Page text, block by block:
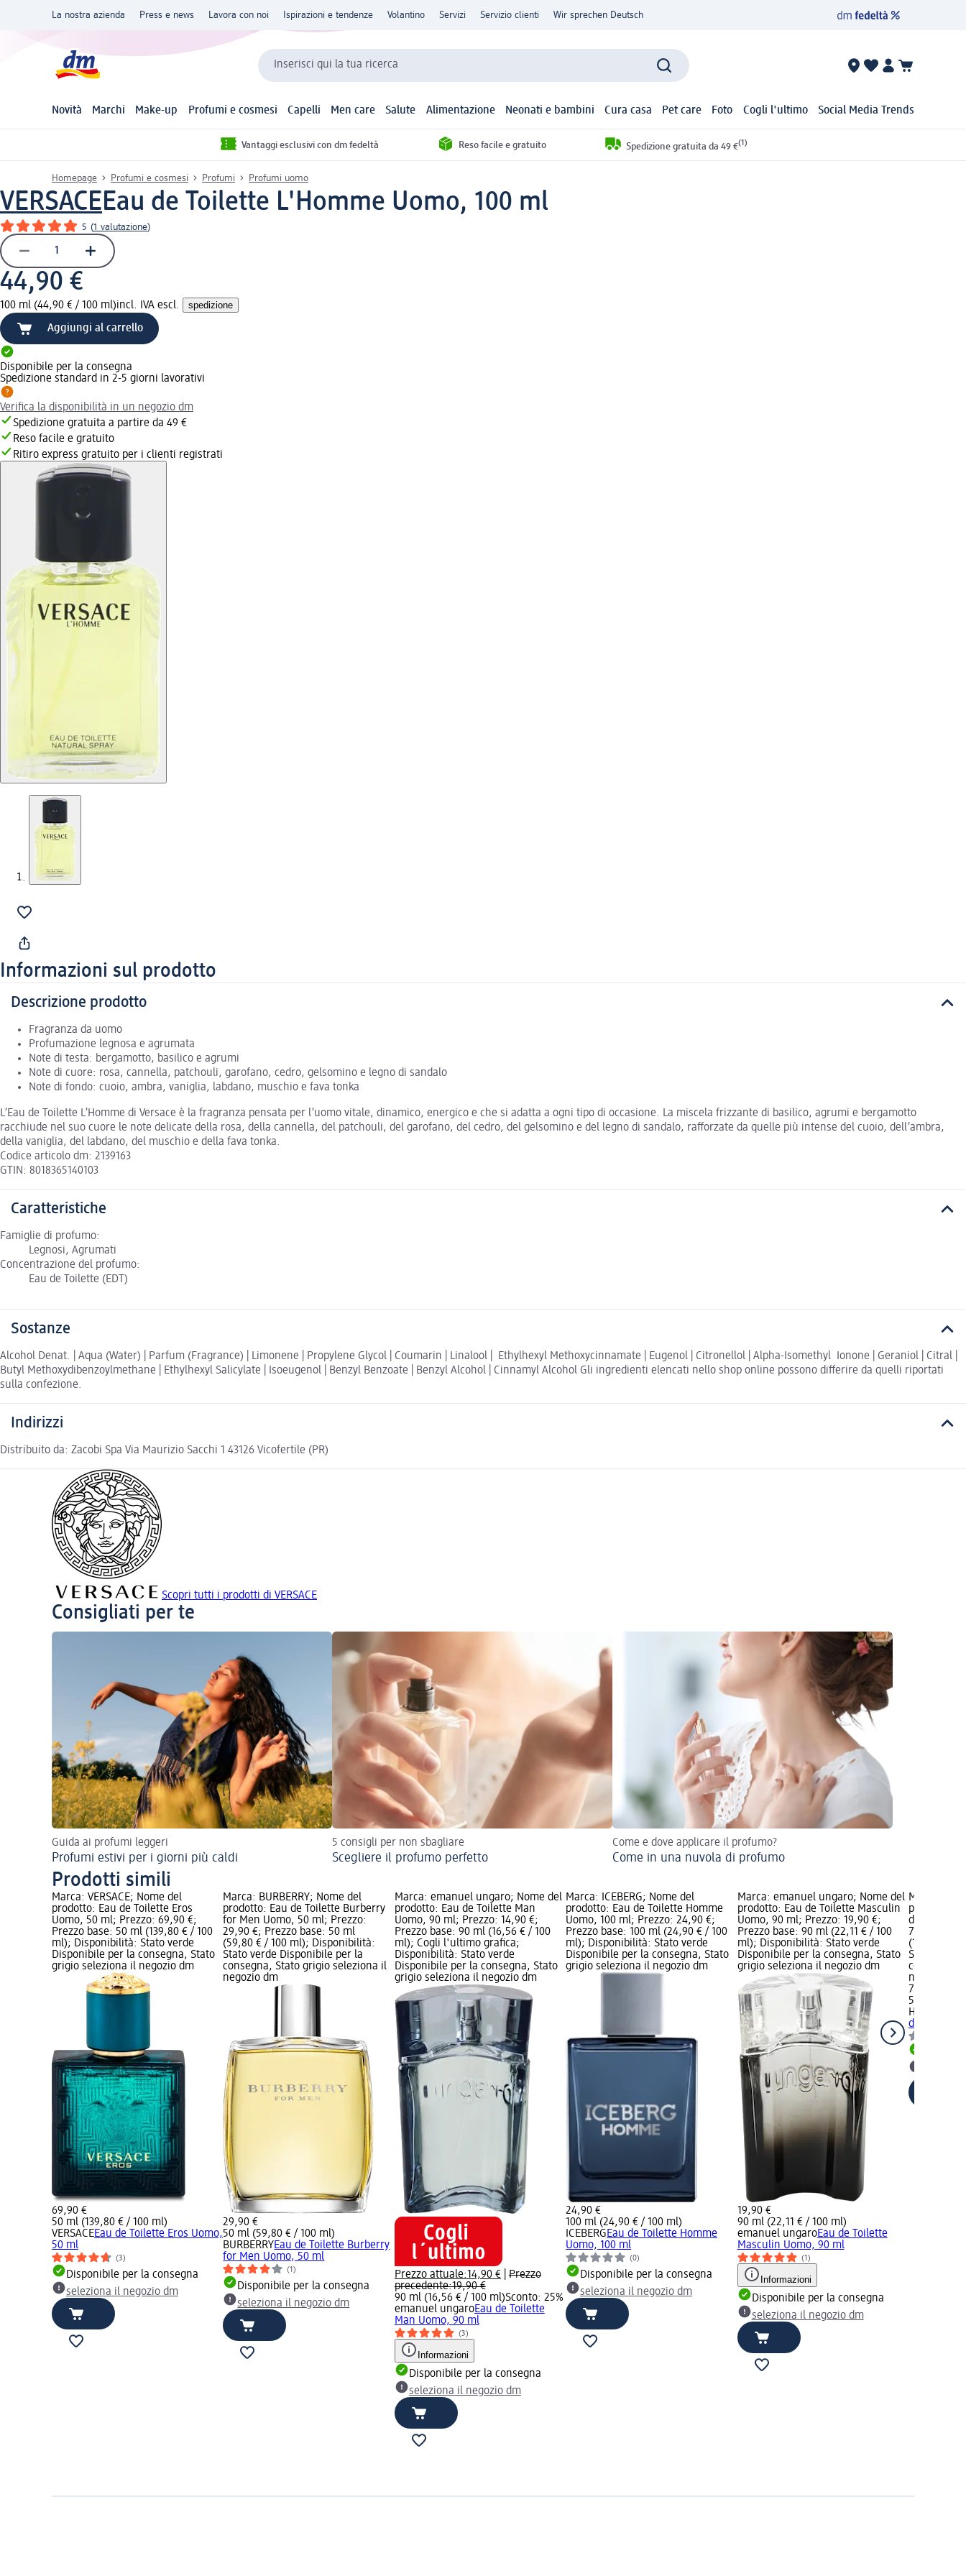
La nostra azienda Press e news Lavora con noi Ispirazioni e tendenze Volantino Servizi Servizio clienti Wir sprechen Deutsch
Inserisci qui la tua ricerca
Novità Marchi Make-up Profumi e cosmesi Capelli Men care Salute Alimentazione Neonati e bambini Cura casa Pet care Foto Cogli l'ultimo Social Media Trends
Vantaggi esclusivi con dm fedeltà Reso facile e gratuito Spedizione gratuita da 49 €(1)
Homepage Profumi e cosmesi Profumi Profumi uomo
VERSACEEau de Toilette L'Homme Uomo, 100 ml
5 (1 valutazione)
44,90 €
100 ml (44,90 € / 100 ml)incl. IVA escl. spedizione
Aggiungi al carrello
Disponibile per la consegna
Spedizione standard in 2-5 giorni lavorativi
Verifica la disponibilità in un negozio dm
Spedizione gratuita a partire da 49 €
Reso facile e gratuito
Ritiro express gratuito per i clienti registrati
Informazioni sul prodotto
Descrizione prodotto
Fragranza da uomo
Profumazione legnosa e agrumata
Note di testa: bergamotto, basilico e agrumi
Note di cuore: rosa, cannella, patchouli, garofano, cedro, gelsomino e legno di sandalo
Note di fondo: cuoio, ambra, vaniglia, labdano, muschio e fava tonka
L’Eau de Toilette L’Homme di Versace è la fragranza pensata per l’uomo vitale, dinamico, energico e che si adatta a ogni tipo di occasione. La miscela frizzante di basilico, agrumi e bergamotto
racchiude nel suo cuore le note delicate della rosa, della cannella, del patchouli, del garofano, del cedro, del gelsomino e del legno di sandalo, rafforzate da quelle più intense del cuoio, dell’ambra,
della vaniglia, del labdano, del muschio e della fava tonka.
Codice articolo dm: 2139163
GTIN: 8018365140103
Caratteristiche
Famiglie di profumo:
Legnosi, Agrumati
Concentrazione del profumo:
Eau de Toilette (EDT)
Sostanze
Alcohol Denat. | Aqua (Water) | Parfum (Fragrance) | Limonene | Propylene Glycol | Coumarin | Linalool | Ethylhexyl Methoxycinnamate | Eugenol | Citronellol | Alpha-Isomethyl Ionone | Geraniol | Citral |
Butyl Methoxydibenzoylmethane | Ethylhexyl Salicylate | Isoeugenol | Benzyl Benzoate | Benzyl Alcohol | Cinnamyl Alcohol Gli ingredienti elencati nello shop online possono differire da quelli riportati
sulla confezione.
Indirizzi
Distribuito da: Zacobi Spa Via Maurizio Sacchi 1 43126 Vicofertile (PR)
Scopri tutti i prodotti di VERSACE
Consigliati per te
Guida ai profumi leggeri
Profumi estivi per i giorni più caldi
5 consigli per non sbagliare
Scegliere il profumo perfetto
Come e dove applicare il profumo?
Come in una nuvola di profumo
Prodotti simili
Marca: VERSACE; Nome del
prodotto: Eau de Toilette Eros
Uomo, 50 ml; Prezzo: 69,90 €;
Prezzo base: 50 ml (139,80 € / 100
ml); Disponibilità: Stato verde
Disponibile per la consegna, Stato
grigio seleziona il negozio dm
69,90 €
50 ml (139,80 € / 100 ml)
VERSACEEau de Toilette Eros Uomo,
50 ml
(3)
Disponibile per la consegna
seleziona il negozio dm
Marca: BURBERRY; Nome del
prodotto: Eau de Toilette Burberry
for Men Uomo, 50 ml; Prezzo:
29,90 €; Prezzo base: 50 ml
(59,80 € / 100 ml); Disponibilità:
Stato verde Disponibile per la
consegna, Stato grigio seleziona il
negozio dm
29,90 €
50 ml (59,80 € / 100 ml)
BURBERRYEau de Toilette Burberry
for Men Uomo, 50 ml
(1)
Disponibile per la consegna
seleziona il negozio dm
Marca: emanuel ungaro; Nome del
prodotto: Eau de Toilette Man
Uomo, 90 ml; Prezzo: 14,90 €;
Prezzo base: 90 ml (16,56 € / 100
ml); Cogli l'ultimo grafica;
Disponibilità: Stato verde
Disponibile per la consegna, Stato
grigio seleziona il negozio dm
Prezzo attuale:14,90 €|Prezzo
precedente:19,90 €
90 ml (16,56 € / 100 ml)Sconto: 25%
emanuel ungaroEau de Toilette
Man Uomo, 90 ml
(3)
Informazioni
Disponibile per la consegna
seleziona il negozio dm
Marca: ICEBERG; Nome del
prodotto: Eau de Toilette Homme
Uomo, 100 ml; Prezzo: 24,90 €;
Prezzo base: 100 ml (24,90 € / 100
ml); Disponibilità: Stato verde
Disponibile per la consegna, Stato
grigio seleziona il negozio dm
24,90 €
100 ml (24,90 € / 100 ml)
ICEBERGEau de Toilette Homme
Uomo, 100 ml
(0)
Disponibile per la consegna
seleziona il negozio dm
Marca: emanuel ungaro; Nome del
prodotto: Eau de Toilette Masculin
Uomo, 90 ml; Prezzo: 19,90 €;
Prezzo base: 90 ml (22,11 € / 100
ml); Disponibilità: Stato verde
Disponibile per la consegna, Stato
grigio seleziona il negozio dm
19,90 €
90 ml (22,11 € / 100 ml)
emanuel ungaroEau de Toilette
Masculin Uomo, 90 ml
(1)
Informazioni
Disponibile per la consegna
seleziona il negozio dm
Marca:
prodotto:
d'Hermès
74,90 €;
(149,80 € /
Stato
consegna,
negozio dm
74,90 €
50 ml
Hermès
d'Hermès